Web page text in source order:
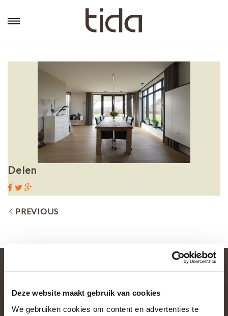
Deze website maakt gebruik van cookies
We gebruiken cookies om content en advertenties te
Delen
PREVIOUS